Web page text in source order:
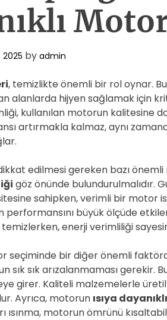
2025 by admin
, temizlikte önemli bir rol oynar.
alanlarda hijyen sağlamak için
kullanılan motorun kalitesine
artırmakla kalmaz, aynı
edilmesi gereken bazı
göz önünde bulundurulmalıdır.
sahipken, verimli bir motor
performansını büyük ölçüde
enerji verimliliği
seçiminde bir diğer önemli
sık sık arızalanmaması
girer. Kaliteli malzemelerle
Ayrıca, motorun ısıya
ısınma, motorun ömrünü